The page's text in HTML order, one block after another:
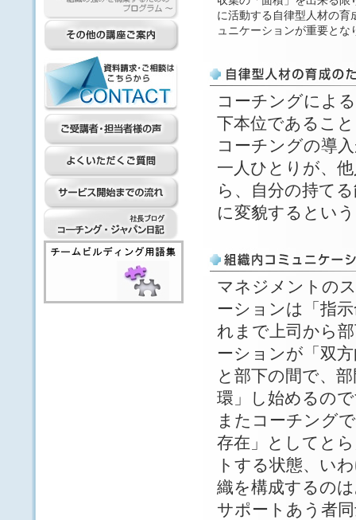
に活動する自律型人材の育
ュニケーションが重要とな
コーチングによ
下本位であるこ
コーチングの導
一人ひとりが、
ら、自分の持て
に変貌するとい
マネジメントの
ーションは「指
れまで上司から
ーションが「双
と部下の間で、
環」し始めるの
またコーチング
存在」としてと
トする状態、い
織を構成するの
サポートあう者